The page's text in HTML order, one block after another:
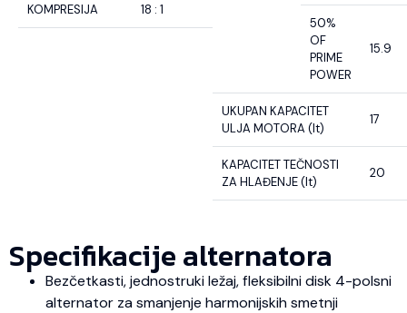
KOMPRESIJA 18 : 1
50%
OF
PRIME
POWER
15.9
UKUPAN KAPACITET
ULJA MOTORA (lt)
17
KAPACITET TEČNOSTI
ZA HLAĐENJE (lt)
20
Specifikacije alternatora
Bezčetkasti, jednostruki ležaj, fleksibilni disk 4-polsni
alternator za smanjenje harmonijskih smetnji